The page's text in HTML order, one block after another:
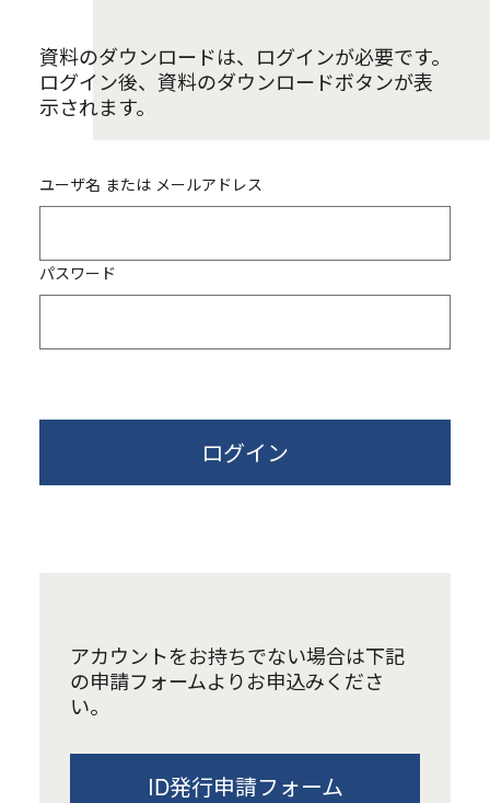
資料のダウンロードは、ログインが必要です。
ログイン後、資料のダウンロードボタンが表
示されます。
ユーザ名 または メールアドレス
パスワード
ログイン
アカウントをお持ちでない場合は下記
の申請フォームよりお申込みくださ
い。
ID発行申請フォーム